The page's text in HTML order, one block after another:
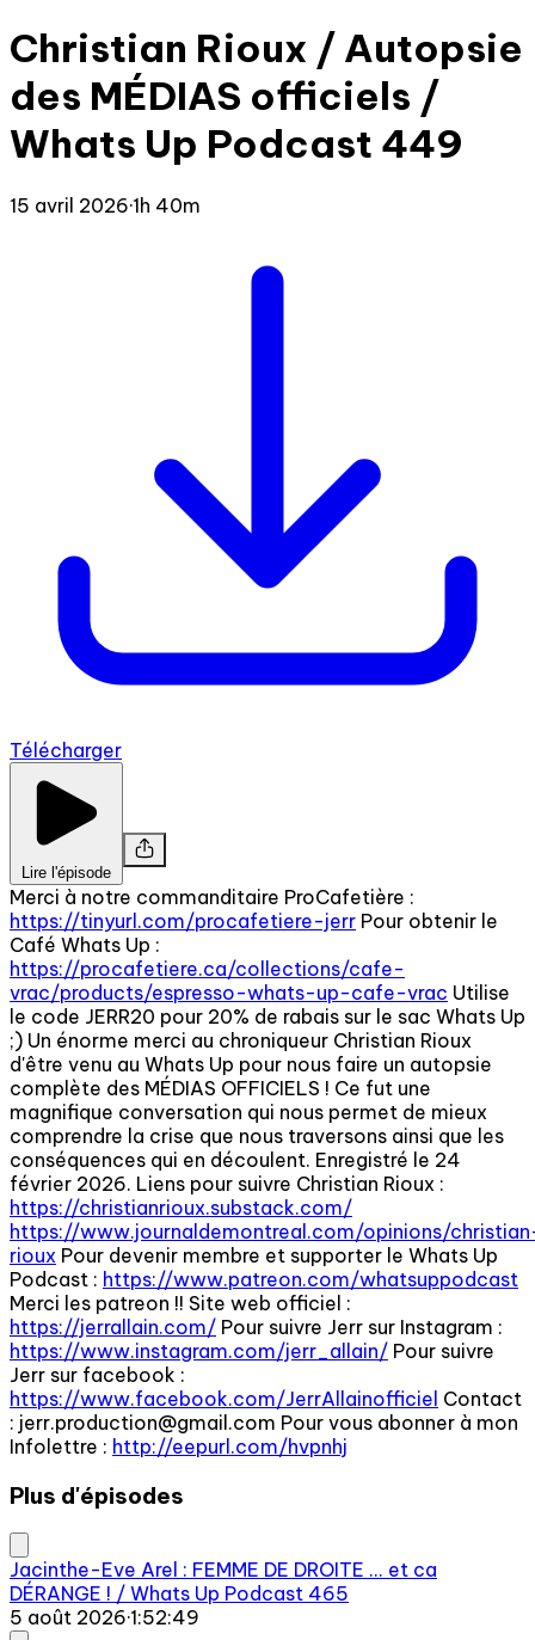
Christian Rioux / Autopsie
des MÉDIAS officiels /
Whats Up Podcast 449
15 avril 2026·1h 40m
Télécharger
Lire l'épisode
Merci à notre commanditaire ProCafetière :
https://tinyurl.com/procafetiere-jerr Pour obtenir le
Café Whats Up :
https://procafetiere.ca/collections/cafe-
vrac/products/espresso-whats-up-cafe-vrac Utilise
le code JERR20 pour 20% de rabais sur le sac Whats Up
;) Un énorme merci au chroniqueur Christian Rioux
d'être venu au Whats Up pour nous faire un autopsie
complète des MÉDIAS OFFICIELS ! Ce fut une
magnifique conversation qui nous permet de mieux
comprendre la crise que nous traversons ainsi que les
conséquences qui en découlent. Enregistré le 24
février 2026. Liens pour suivre Christian Rioux :
https://christianrioux.substack.com/
https://www.journaldemontreal.com/opinions/
rioux Pour devenir membre et supporter le Whats Up
Podcast : https://www.patreon.com/whatsuppodcast
Merci les patreon !! Site web officiel :
https://jerrallain.com/ Pour suivre Jerr sur Instagram :
https://www.instagram.com/jerr_allain/ Pour suivre
Jerr sur facebook :
https://www.facebook.com/JerrAllainofficiel Contact
: jerr.production@gmail.com Pour vous abonner à mon
Infolettre : http://eepurl.com/hvpnhj
Plus d'épisodes
Jacinthe-Eve Arel : FEMME DE DROITE ... et ca
DÉRANGE ! / Whats Up Podcast 465
5 août 2026·1:52:49